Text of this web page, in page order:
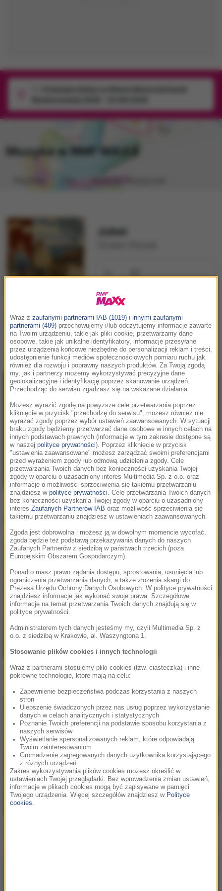
Muzyka w RMF MAXX
Jubel
Podziel się:
TeledyskJubel - Ocean House:
Inne teledyski
Jubel
Ocean House
Wraz z zaufanymi partnerami IAB (1019) i innymi zaufanymi
partnerami (489) przechowujemy i/lub odczytujemy informacje zawarte
na Twoim urządzeniu, takie jak pliki cookie, przetwarzamy dane
osobowe, takie jak unikalne identyfikatory, informacje przesyłane
przez urządzenia końcowe niezbędne do personalizacji reklam i treści,
udostępnienie funkcji mediów społecznościowych pomiaru ruchu jak
również dla rozwoju i poprawny naszych produktów. Za Twoją zgodą
my, jak i partnerzy możemy wykorzystywać precyzyjne dane
geolokalizacyjne i identyfikację poprzez skanowanie urządzeń.
Przechodząc do serwisu zgadzasz się na wskazane działania.
Możesz wyrazić zgodę na powyższe cele przetwarzania poprzez
kliknięcie w przycisk "przechodzę do serwisu", możesz również nie
wyrażać zgody poprzez wybór ustawień zaawansowanych. W sytuacji
braku zgody będziemy przetwarzać dane osobowe w innych celach na
innych podstawach prawnych (informacje w tym zakresie dostępne są
w naszej polityce prywatności). Poprzez kliknięcie w przycisk
"ustawienia zaawansowane" możesz zarządzać swoimi preferencjami
przed wyrażeniem zgody lub odmową udzielenia zgody. Cele
przetwarzania Twoich danych bez konieczności uzyskania Twojej
zgody w oparciu o uzasadniony interes Multimedia Sp. z o.o. oraz
informacje o możliwości sprzeciwienia się takiemu przetwarzaniu
znajdziesz w polityce prywatności . Cele przetwarzania Twoich danych
bez konieczności uzyskania Twojej zgody w oparciu o uzasadniony
interes Zaufanych Partnerów IAB oraz możliwość sprzeciwienia się
takiemu przetwarzaniu znajdziesz w ustawieniach zaawansowanych.
Zgoda jest dobrowolna i możesz ją w dowolnym momencie wycofać,
zgoda będzie też podstawą przekazywania danych do naszych
Zaufanych Partnerów z siedzibą w państwach trzecich (poza
Europejskim Obszarem Gospodarczym).
Ponadto masz prawo żądania dostępu, sprostowania, usunięcia lub
ograniczenia przetwarzania danych, a także złożenia skargi do
Prezesa Urzędu Ochrony Danych Osobowych. W polityce prywatności
znajdziesz informacje jak wykonać swoje prawa. Szczegółowe
informacje na temat przetwarzania Twoich danych znajdują się w
polityce prywatności.
Administratorem tych danych jesteśmy my, czyli Multimedia Sp. z
o.o. z siedzibą w Krakowie, al. Waszyngtona 1.
Stosowanie plików cookies i innych technologii
Wraz z partnerami stosujemy pliki cookies (tzw. ciasteczka) i inne
pokrewne technologie, które mają na celu:
Zapewnienie bezpieczeństwa podczas korzystania z naszych
stron
Ulepszenie świadczonych przez nas usług poprzez wykorzystanie
danych w celach analitycznych i statystycznych
Poznanie Twoich preferencji na podstawie sposobu korzystania z
naszych serwisów
Wyświetlanie spersonalizowanych reklam, które odpowiadają
Twoim zainteresowaniom
Gromadzenie zagregowanych danych użytkownika korzystającego
z różnych urządzeń
Zakres wykorzystywania plików cookies możesz określić w
ustawieniach Twojej przeglądarki. Bez wprowadzenia zmian ustawień,
informacje w plikach cookies mogą być zapisywane w pamięci
Twojego urządzenia. Więcej szczegółów znajdziesz w Polityce
cookies